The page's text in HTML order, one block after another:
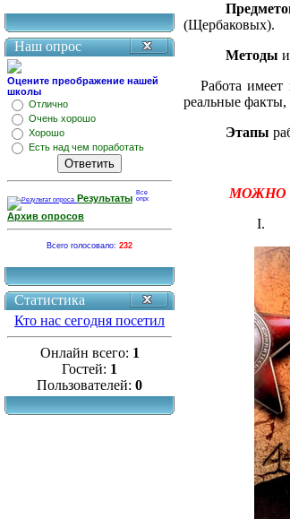
Наш опрос
Оцените преображение нашей
школы
Отлично
Очень хорошо
Хорошо
Есть над чем поработать
Результаты
Архив опросов
Всего голосовало: 232
Статистика
Кто нас сегодня посетил
Онлайн всего: 1
Гостей: 1
Пользователей: 0
(Щербаковых).
Методы
Работа
реальные
Этапы
МОЖНО